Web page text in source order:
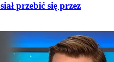
przebić się przez